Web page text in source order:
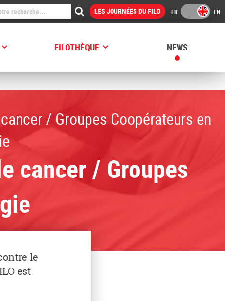
LES JOURNÉES DU FILO
FILOTHÈQUE NEWS
/ Groupes Coopérateurs en
cancer / Groupes
le
est